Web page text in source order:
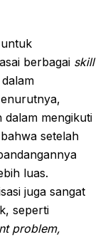
berbagai skill
dalam mengikuti
setelah
luas.
juga sangat
seperti
problem,